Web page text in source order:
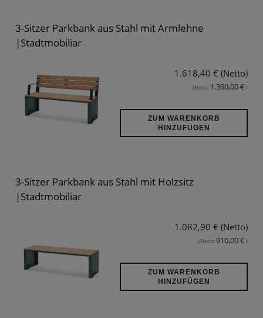
3-Sitzer Parkbank aus Stahl mit Armlehne
|Stadtmobiliar
1.618,40 € (Netto)
(Netto: 1.360,00 € )
ZUM WARENKORB
HINZUFÜGEN
3-Sitzer Parkbank aus Stahl mit Holzsitz
|Stadtmobiliar
1.082,90 € (Netto)
(Netto:910,00 € )
ZUM WARENKORB
HINZUFÜGEN